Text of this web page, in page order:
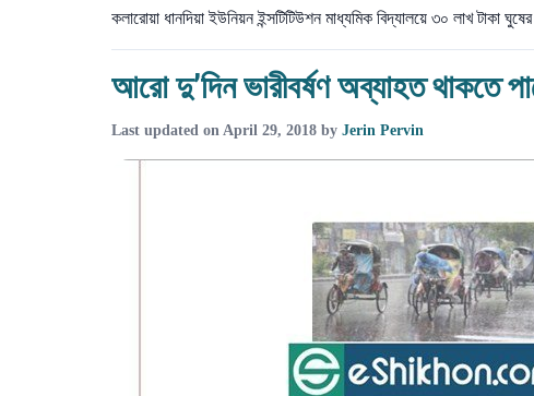
কলারোয়া ধানদিয়া ইউনিয়ন ইন্সটিটিউশন মাধ্যমিক বিদ্যালয়ে ৩০ লাখ
আরো দু’দিন ভারীবর্ষণ অব্যাহত থাকতে
Last updated on April 29, 2018 by Jerin Pervin